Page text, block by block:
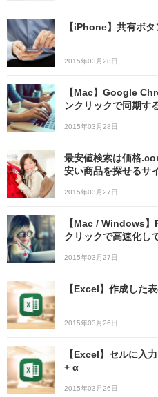
【iPhone】共有ボ
2015年03月28日
【Mac】Google
ンクリックで同期す
2015年03月28日
最安値検索は価格
安い商品を探せるサ
2015年03月27日
【Mac / Windows
クリックで高速化し
2015年03月27日
【Excel】作成した
2015年03月26日
【Excel】セルに入
+ α
2015年03月26日